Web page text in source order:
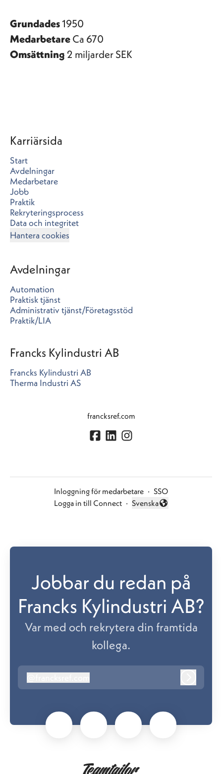
Grundades1950
MedarbetareCa 670
Omsättning 2 miljarder SEK
Karriärsida
Start
Avdelningar
Medarbetare
Jobb
Praktik
Rekryteringsprocess
Data och integritet
Hantera cookies
Avdelningar
Automation
Praktisk tjänst
Administrativ tjänst/Företagsstöd
Praktik/LIA
Francks Kylindustri AB
Francks Kylindustri AB
Therma Industri AS
francksref.com
Inloggning för medarbetare · SSO
Logga in till Connect ·
Byt språk
Svenska
Jobbar du redan på
Francks Kylindustri AB?
Var med och rekrytera din framtida
kollega.
francksref.com